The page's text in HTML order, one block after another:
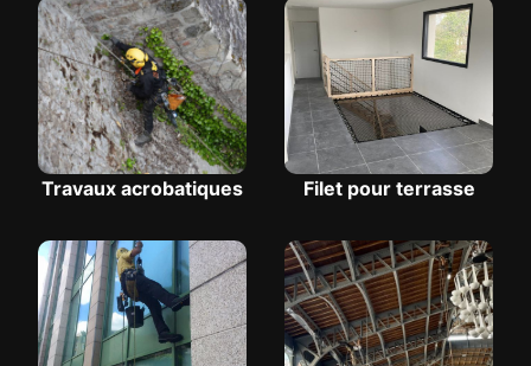
Travaux acrobatiques Filet pour terrasse